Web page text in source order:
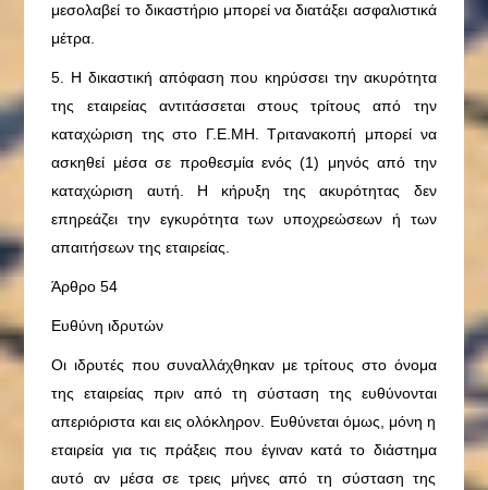
μεσολαβεί το δικαστήριο μπορεί να διατάξει ασφαλιστικά
μέτρα.
5. Η δικαστική απόφαση που κηρύσσει την ακυρότητα
της εταιρείας αντιτάσσεται στους τρίτους από την
καταχώριση της στο Γ.Ε.ΜΗ. Τριτανακοπή μπορεί να
ασκηθεί μέσα σε προθεσμία ενός (1) μηνός από την
καταχώριση αυτή. Η κήρυξη της ακυρότητας δεν
επηρεάζει την εγκυρότητα των υποχρεώσεων ή των
απαιτήσεων της εταιρείας.
Άρθρο 54
Ευθύνη ιδρυτών
Οι ιδρυτές που συναλλάχθηκαν με τρίτους στο όνομα
της εταιρείας πριν από τη σύσταση της ευθύνονται
απεριόριστα και εις ολόκληρον. Ευθύνεται όμως, μόνη η
εταιρεία για τις πράξεις που έγιναν κατά το διάστημα
αυτό αν μέσα σε τρεις μήνες από τη σύσταση της